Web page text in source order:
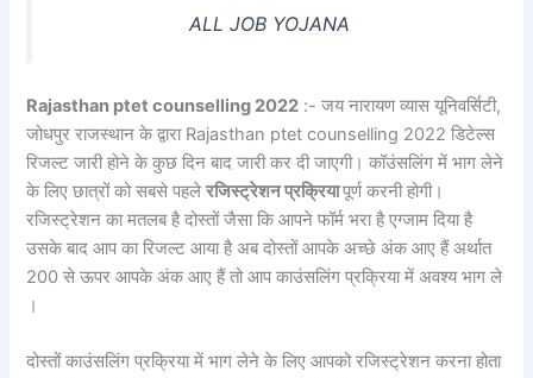
ALL JOB YOJANA
Rajasthan ptet counselling 2022 :- जय नारायण व्यास यूनिवर्सिटी,
जोधपुर राजस्थान के द्वारा Rajasthan ptet counselling 2022 डिटेल्स
रिजल्ट जारी होने के कुछ दिन बाद जारी कर दी जाएगी। कॉउंसलिंग में भाग लेने
के लिए छात्रों को सबसे पहलेरजिस्ट्रेशन प्रक्रियापूर्ण करनी होगी।
रजिस्ट्रेशन का मतलब है दोस्तों जैसा कि आपने फॉर्म भरा है एग्जाम दिया है
उसके बाद आप का रिजल्ट आया है अब दोस्तों आपके अच्छे अंक आए हैं अर्थात
200 से ऊपर आपके अंक आए हैं तो आप काउंसलिंग प्रक्रिया में अवश्य भाग ले
।
दोस्तों काउंसलिंग प्रक्रिया में भाग लेने के लिए आपको रजिस्ट्रेशन करना होता